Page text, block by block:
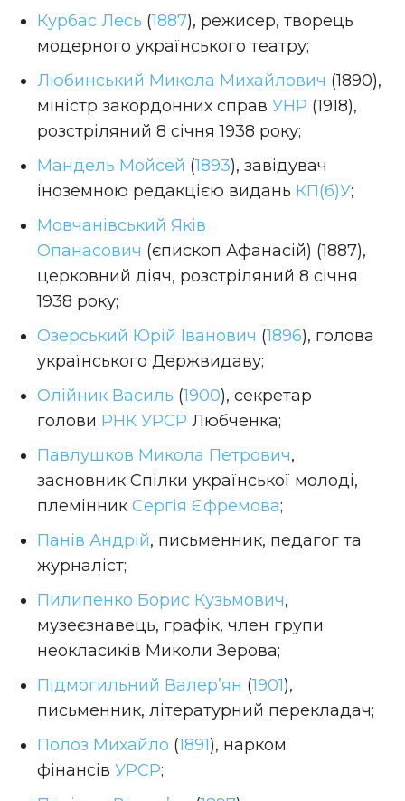
Курбас Лесь (1887), режисер, творець
модерного українського театру;
Любинський Микола Михайлович (1890),
міністр закордонних справ УНР (1918),
розстріляний 8 січня 1938 року;
Мандель Мойсей (1893), завідувач
іноземною редакцією видань КП(б)У;
Мовчанівський Яків
Опанасович (єпископ Афанасій) (1887),
церковний діяч, розстріляний 8 січня
1938 року;
Озерський Юрій Іванович (1896), голова
українського Держвидаву;
Олійник Василь (1900), секретар
голови РНК УРСР Любченка;
Павлушков Микола Петрович,
засновник Спілки української молоді,
племінник Сергія Єфремова;
Панів Андрій, письменник, педагог та
журналіст;
Пилипенко Борис Кузьмович,
музеєзнавець, графік, член групи
неокласиків Миколи Зерова;
Підмогильний Валер’ян (1901),
письменник, літературний перекладач;
Полоз Михайло (1891), нарком
фінансів УРСР;